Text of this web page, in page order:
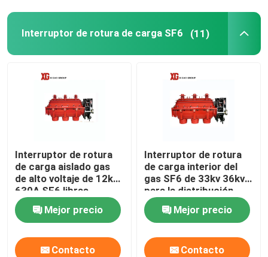
Interruptor de rotura de carga SF6 (11)
Interruptor de rotura
de carga aislado gas
de alto voltaje de 12kV
630A SF6 libras
Mejor precio
Contacto
Interruptor de rotura
de carga interior del
gas SF6 de 33kv 36kv
para la distribución
secundaria
Mejor precio
Contacto